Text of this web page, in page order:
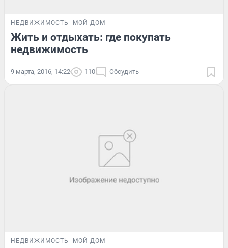
НЕДВИЖИМОСТЬ МОЙ ДОМ
Жить и отдыхать: где покупать
недвижимость
9 марта, 2016, 14:22 110 Обсудить
НЕДВИЖИМОСТЬ МОЙ ДОМ